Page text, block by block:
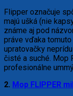
Flipper označuje
majú ušká (nie
známe aj pod
práve vďaka
upratovačky
čisté a suché. Mop
profesionálne
2. Mop FLIPPER